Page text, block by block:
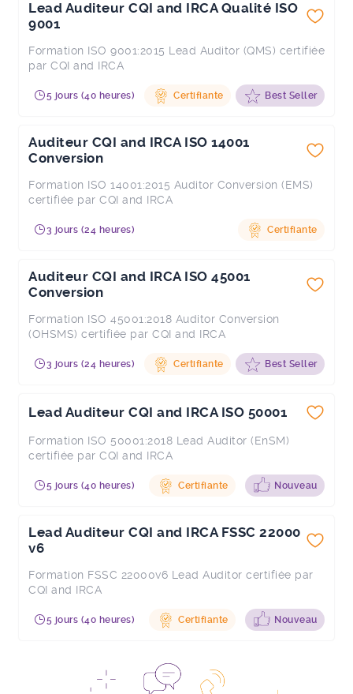
Lead Auditeur CQI and IRCA Qualité ISO
9001
Formation ISO 9001:2015 Lead Auditor (QMS) certifiée
par CQI and IRCA
5 jours (40 heures) Certifiante Best Seller
Auditeur CQI and IRCA ISO 14001
Conversion
Formation ISO 14001:2015 Auditor Conversion (EMS)
certifiée par CQI and IRCA
3 jours (24 heures) Certifiante
Auditeur CQI and IRCA ISO 45001
Conversion
Formation ISO 45001:2018 Auditor Conversion
(OHSMS) certifiée par CQI and IRCA
3 jours (24 heures) Certifiante Best Seller
Lead Auditeur CQI and IRCA ISO 50001
Formation ISO 50001:2018 Lead Auditor (EnSM)
certifiée par CQI and IRCA
5 jours (40 heures) Certifiante Nouveau
Lead Auditeur CQI and IRCA FSSC 22000
v6
Formation FSSC 22000v6 Lead Auditor certifiée par
CQI and IRCA
5 jours (40 heures) Certifiante Nouveau